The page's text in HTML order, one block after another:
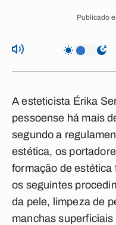
Publicado
A esteticista Érika
pessoense há mais
segundo a
estética, os
formação de
os seguintes
da pele, limpeza de
manchas superficiais